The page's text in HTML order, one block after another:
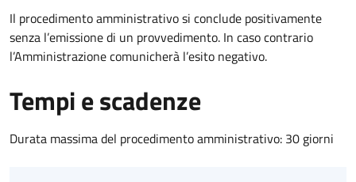
Il procedimento amministrativo si conclude positivamente
senza l’emissione di un provvedimento. In caso contrario
l’Amministrazione comunicherà l’esito negativo.
Tempi e scadenze
Durata massima del procedimento amministrativo: 30 giorni